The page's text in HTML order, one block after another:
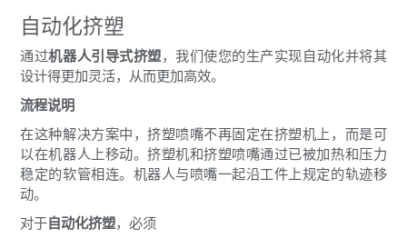
自动化挤塑
通过机器人引导式挤塑，我们使您的生产实现自动化并将其
设计得更加灵活，从而更加高效。
流程说明
在这种解决方案中，挤塑喷嘴不再固定在挤塑机上，而是可
以在机器人上移动。挤塑机和挤塑喷嘴通过已被加热和压力
稳定的软管相连。机器人与喷嘴一起沿工件上规定的轨迹移
动。
对于自动化挤塑，必须